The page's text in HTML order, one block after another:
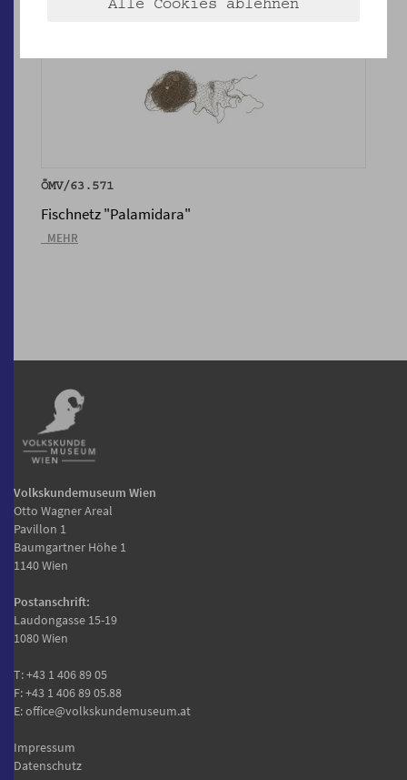
ÖMV/63.571
Fischnetz "Palamidara"
_MEHR
Volkskundemuseum Wien
Otto Wagner Areal
Pavillon 1
Baumgartner Höhe 1
1140 Wien
Postanschrift:
Laudongasse 15-19
1080 Wien
T:+43 1 406 89 05
F: +43 1 406 89 05.88
E:office@volkskundemuseum.at
Impressum
Datenschutz
Alle Cookies ablehnen